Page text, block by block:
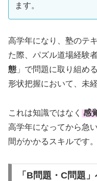
ます。
高学年になり、塾のテ
た際、パズル道場経験
態 」で問題に取り組め
形状把握において、未
これは知識ではなく 感
高学年になってから急
間がかかるスキルです。
「B問題・C問題